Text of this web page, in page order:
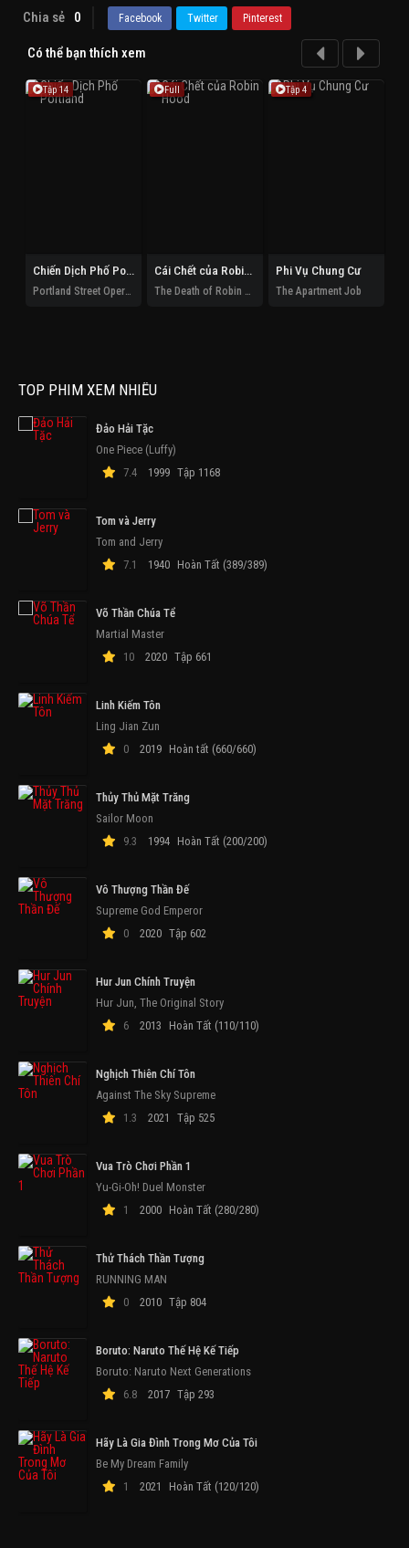
Chia sẻ 0 Facebook Twitter Pinterest
Có thể bạn thích xem
Tập 14
Chiến Dịch Phố Portland
Full
Cái Chết của Robin Hood
Tập 4
Phi Vụ Chung Cư
The Apartment Job
TOP PHIM XEM NHIỀU
Đảo Hải Tặc
One Piece (Luffy)
7.4
1999 Tập 1168
Tom và Jerry
Tom and Jerry
7.1
1940 Hoàn Tất (389/389)
Võ Thần Chúa Tể
Martial Master
10
2020 Tập 661
Linh Kiếm Tôn
Ling Jian Zun
0
2019 Hoàn tất (660/660)
Thủy Thủ Mặt Trăng
Sailor Moon
9.3
1994 Hoàn Tất (200/200)
Vô Thượng Thần Đế
Supreme God Emperor
0
2020 Tập 602
Hur Jun Chính Truyện
Hur Jun, The Original Story
6
2013 Hoàn Tất (110/110)
Nghịch Thiên Chí Tôn
Against The Sky Supreme
1.3
2021 Tập 525
Vua Trò Chơi Phần 1
Yu-Gi-Oh! Duel Monster
1
2000 Hoàn Tất (280/280)
Thử Thách Thần Tượng
RUNNING MAN
0
2010 Tập 804
Boruto: Naruto Thế Hệ Kế Tiếp
Boruto: Naruto Next Generations
6.8
2017 Tập 293
Hãy Là Gia Đình Trong Mơ Của Tôi
Be My Dream Family
1
2021 Hoàn Tất (120/120)